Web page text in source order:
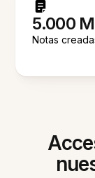
5.000 M
Notas